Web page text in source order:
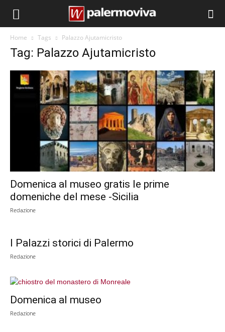
Home Tags Palazzo Ajutamicristo
Tag: Palazzo Ajutamicristo
Domenica al museo gratis le prime
domeniche del mese -Sicilia
Redazione
I Palazzi storici di Palermo
Redazione
Domenica al museo
Redazione